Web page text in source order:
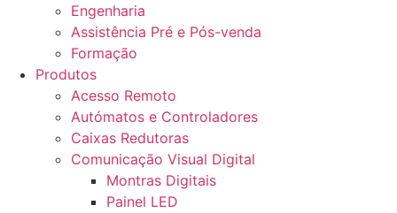
Engenharia
Assistência Pré e Pós-venda
Formação
Produtos
Acesso Remoto
Autómatos e Controladores
Caixas Redutoras
Comunicação Visual Digital
Montras Digitais
Painel LED